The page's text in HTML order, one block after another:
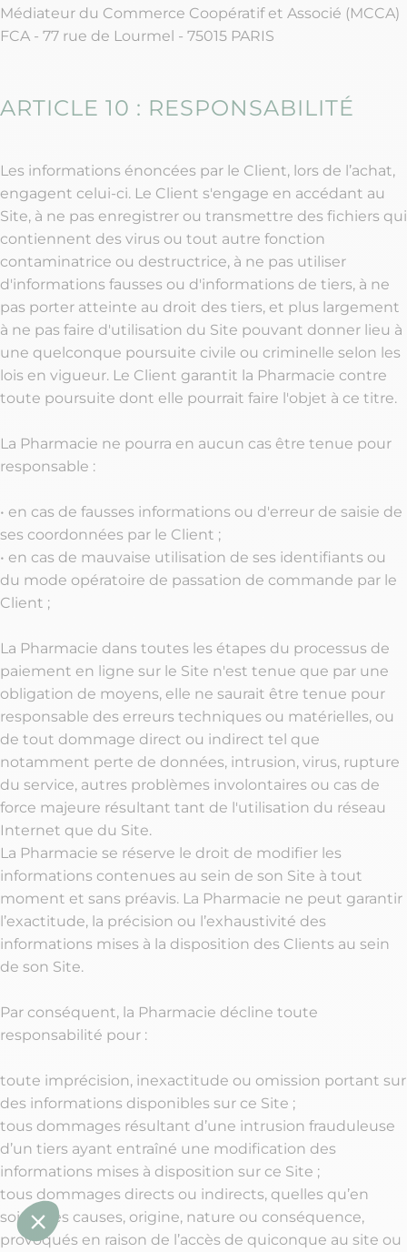
Médiateur du Commerce Coopératif et Associé (MCCA)
FCA - 77 rue de Lourmel - 75015 PARIS
ARTICLE 10 : RESPONSABILITÉ
Les informations énoncées par le Client, lors de l’achat,
engagent celui-ci. Le Client s'engage en accédant au
Site, à ne pas enregistrer ou transmettre des fichiers qui
contiennent des virus ou tout autre fonction
contaminatrice ou destructrice, à ne pas utiliser
d'informations fausses ou d'informations de tiers, à ne
pas porter atteinte au droit des tiers, et plus largement
à ne pas faire d'utilisation du Site pouvant donner lieu à
une quelconque poursuite civile ou criminelle selon les
lois en vigueur. Le Client garantit la Pharmacie contre
toute poursuite dont elle pourrait faire l'objet à ce titre.
La Pharmacie ne pourra en aucun cas être tenue pour
responsable :
• en cas de fausses informations ou d'erreur de saisie de
ses coordonnées par le Client ;
• en cas de mauvaise utilisation de ses identifiants ou
du mode opératoire de passation de commande par le
Client ;
La Pharmacie dans toutes les étapes du processus de
paiement en ligne sur le Site n'est tenue que par une
obligation de moyens, elle ne saurait être tenue pour
responsable des erreurs techniques ou matérielles, ou
de tout dommage direct ou indirect tel que
notamment perte de données, intrusion, virus, rupture
du service, autres problèmes involontaires ou cas de
force majeure résultant tant de l'utilisation du réseau
Internet que du Site.
La Pharmacie se réserve le droit de modifier les
informations contenues au sein de son Site à tout
moment et sans préavis. La Pharmacie ne peut garantir
l’exactitude, la précision ou l’exhaustivité des
informations mises à la disposition des Clients au sein
de son Site.
Par conséquent, la Pharmacie décline toute
responsabilité pour :
toute imprécision, inexactitude ou omission portant sur
des informations disponibles sur ce Site ;
tous dommages résultant d’une intrusion frauduleuse
d’un tiers ayant entraîné une modification des
informations mises à disposition sur ce Site ;
tous dommages directs ou indirects, quelles qu’en
soient les causes, origine, nature ou conséquence,
provoqués en raison de l’accès de quiconque au site ou